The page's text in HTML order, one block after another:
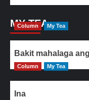
MY TEA
Column My Tea
Bakit mahalaga
Column My Tea
Ina